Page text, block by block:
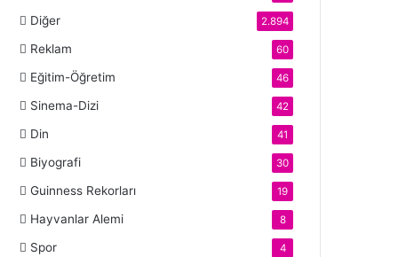
Diğer 2.894
Reklam 60
Eğitim-Öğretim 46
Sinema-Dizi 42
Din 41
Biyografi 30
Guinness Rekorları 19
Hayvanlar Alemi 8
Spor 4